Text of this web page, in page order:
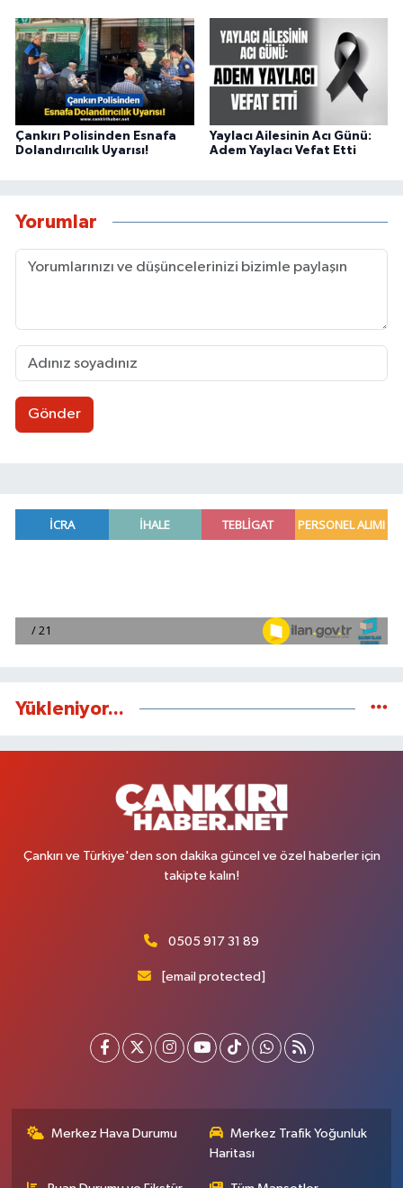
Çankırı Polisinden Esnafa
Dolandırıcılık Uyarısı!
Yaylacı Ailesinin Acı Günü:
Adem Yaylacı Vefat Etti
Yorumlar
Gönder
Yükleniyor...
Çankırı ve Türkiye'den son dakika güncel ve özel haberler için
takipte kalın!
0505 917 31 89
[email protected]
Merkez Hava Durumu
Merkez Trafik Yoğunluk
Haritası